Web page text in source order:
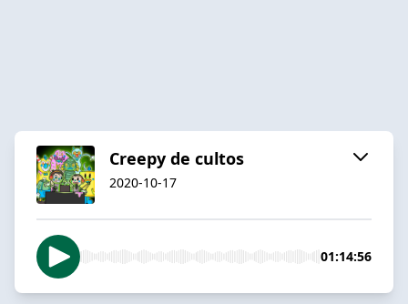
Creepy de cultos
2020-10-17
01:14:56